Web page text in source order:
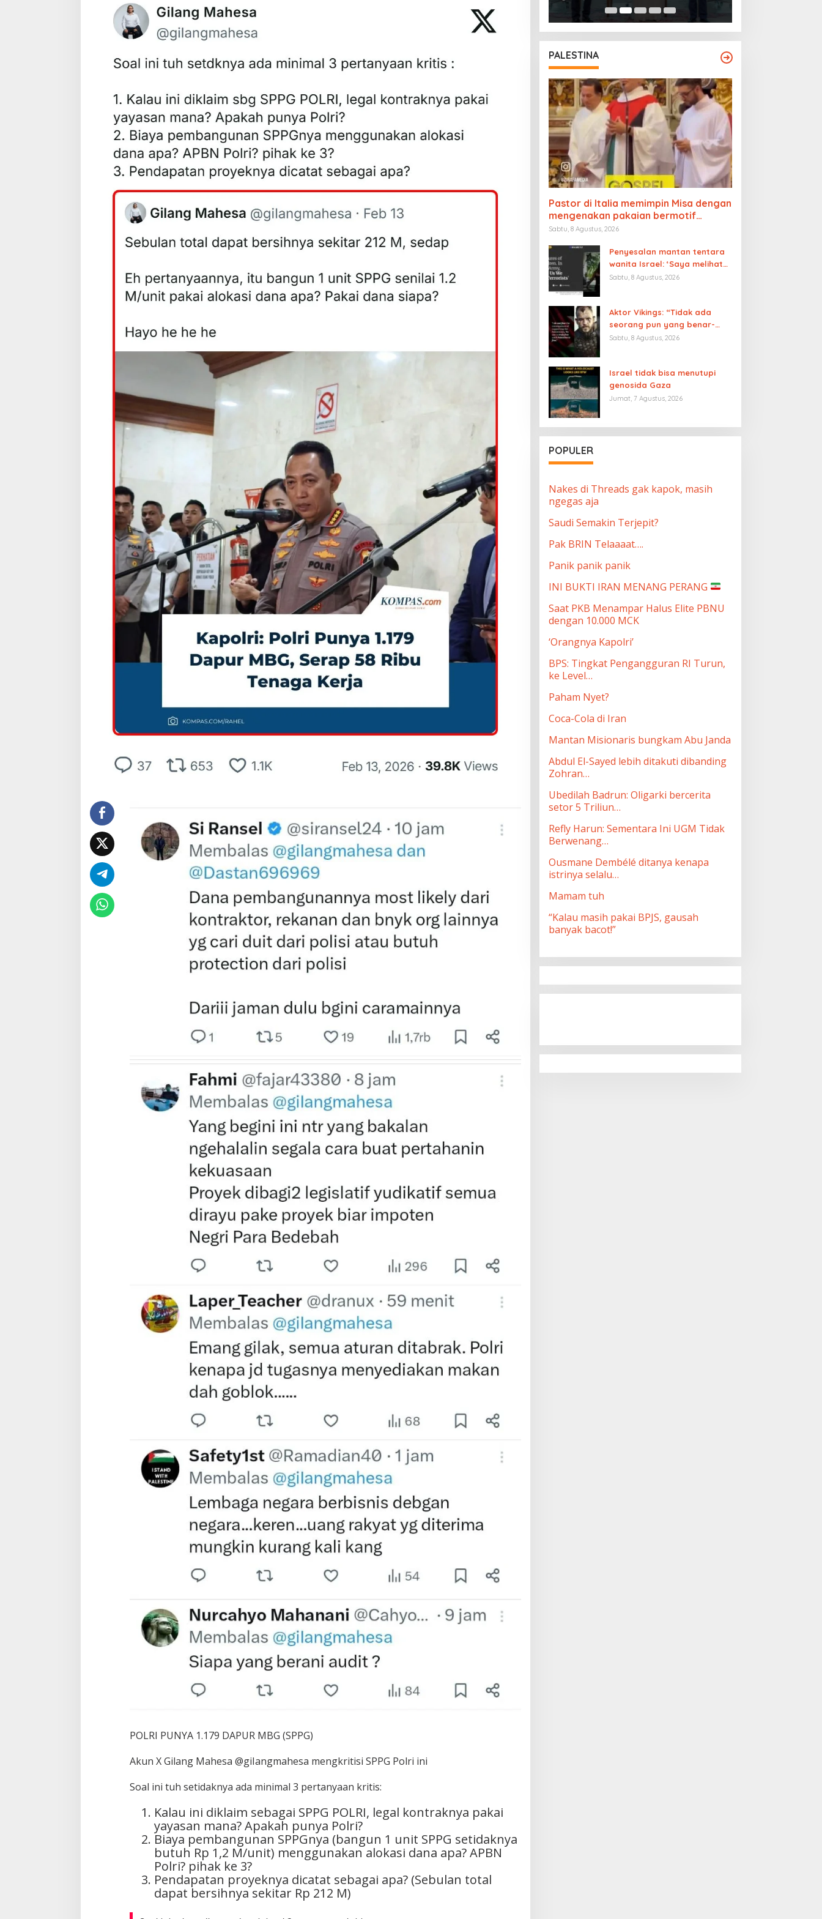
POLRI PUNYA 1.179 DAPUR MBG (SPPG)
Akun X Gilang Mahesa @giIangmahesa mengkritisi SPPG Polri ini
Soal ini tuh setidaknya ada minimal 3 pertanyaan kritis:
Kalau ini diklaim sebagai SPPG POLRI, legal kontraknya pakai
yayasan mana? Apakah punya Polri?
Biaya pembangunan SPPGnya (bangun 1 unit SPPG setidaknya
butuh Rp 1,2 M/unit) menggunakan alokasi dana apa? APBN
Polri? pihak ke 3?
Pendapatan proyeknya dicatat sebagai apa? (Sebulan total
dapat bersihnya sekitar Rp 212 M)
PALESTINA
Pastor di Italia memimpin Misa dengan
mengenakan pakaian bermotif
bendera Palestina
Sabtu, 8 Agustus, 2026
Penyesalan mantan tentara
wanita Israel: ‘Saya melihat
foto-foto anak-anak Gaza
hanya membunuh teroris,
ternyata bohong’
Sabtu, 8 Agustus, 2026
Aktor Vikings: “Tidak ada
seorang pun yang benar-
benar merdeka sampai
Sabtu, 8 Agustus, 2026
Israel tidak bisa menutupi
genosida Gaza
Jumat, 7 Agustus, 2026
POPULER
Nakes di Threads gak kapok, masih
ngegas aja
Saudi Semakin Terjepit?
Pak BRIN Telaaaat….
Panik panik panik
INI BUKTI IRAN MENANG PERANG
Saat PKB Menampar Halus Elite PBNU
dengan 10.000 MCK
‘Orangnya Kapolri’
BPS: Tingkat Pengangguran RI Turun,
ke Level…
Paham Nyet?
Coca-Cola di Iran
Mantan Misionaris bungkam Abu Janda
Abdul El-Sayed lebih ditakuti dibanding
Zohran…
Ubedilah Badrun: Oligarki bercerita
setor 5 Triliun…
Refly Harun: Sementara Ini UGM Tidak
Berwenang…
Ousmane Dembélé ditanya kenapa
istrinya selalu…
Mamam tuh
“Kalau masih pakai BPJS, gausah
banyak bacot!”